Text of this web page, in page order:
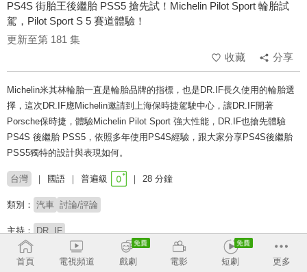
PS4S 街胎王後繼胎 PSS5 搶先試！Michelin Pilot Sport 輪胎試
駕，Pilot Sport S 5 賽道體驗！
更新至第 181 集
收藏
分享
Michelin米其林輪胎一直是輪胎品牌的指標，也是DR.IF長久使用的輪胎選
擇，這次DR.IF應Michelin邀請到上海保時捷駕駛中心，讓DR.IF開著
Porsche保時捷，體驗Michelin Pilot Sport 強大性能，DR.IF也搶先體驗
PS4S 後繼胎 PSS5，依照多年使用PS4S經驗，跟大家分享PS4S後繼胎
PSS5獨特的設計與表現如何。
台灣 國語 普遍級 28 分鐘
類別： 汽車 討論/評論
主持： DR. IF
首頁 電視頻道 戲劇 電影 短劇 更多